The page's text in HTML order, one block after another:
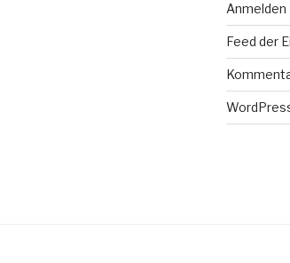
Anmelden
Feed der